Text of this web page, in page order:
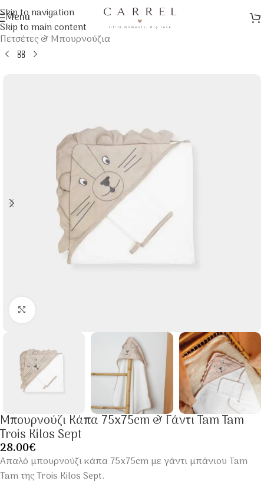
Skip to navigation
Skip to main content
Menu
Αρχική σελίδα/Παιδικά Λευκά Είδη/
Πετσέτες & Μπουρνούζια
Μπουρνούζι Κάπα 75x75cm & Γάντι Tam Tam
Trois Kilos Sept
28.00€
Απαλό μπουρνούζι κάπα 75x75cm με γάντι μπάνιου Tam
Tam της Trois Kilos Sept.